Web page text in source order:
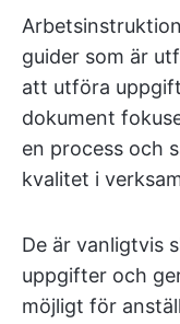
guider som är
att utföra
dokument
en process och
kvalitet i
De är vanligtvis
uppgifter och
möjligt för